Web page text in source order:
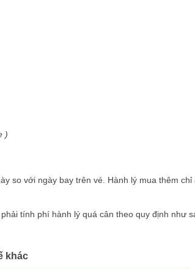
)
so với ngày bay trên vé. Hành lý mua thêm chỉ
tính phí hành lý quá cân theo quy định như
khác